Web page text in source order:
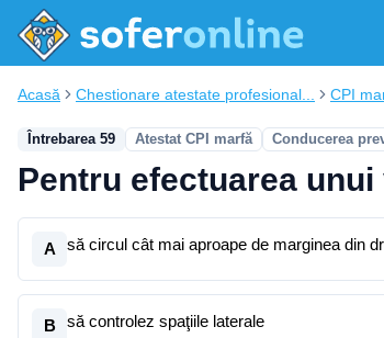
Acasă Chestionare atestate profesional... CPI
Întrebarea 59 Atestat CPI marfă Conducerea
Pentru efectuarea
A să circul cât mai aproape de marginea din
B să controlez spaţiile laterale